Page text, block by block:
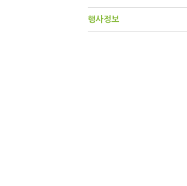
행사정보